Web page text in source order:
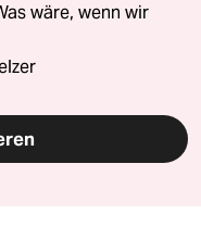
wäre, wenn wir